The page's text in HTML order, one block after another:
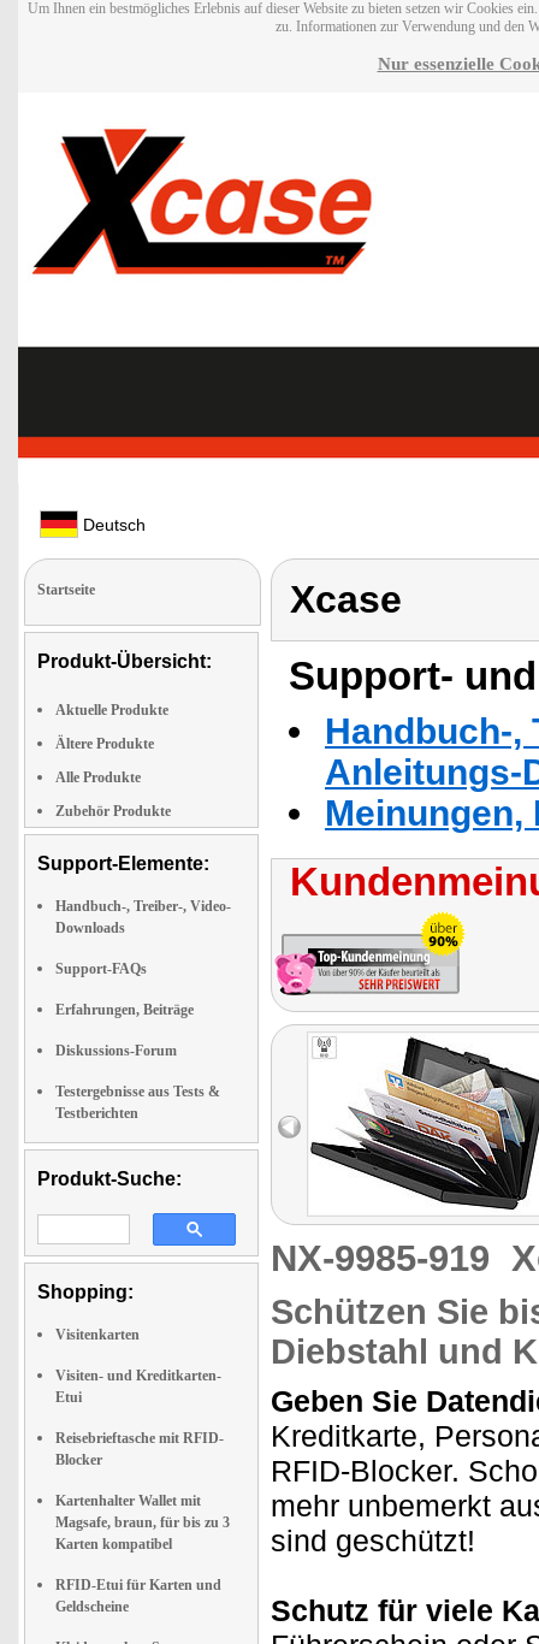
Um Ihnen ein bestmögliches Erlebnis auf dieser Website zu bieten setzen wir Cookies
zu. Informationen zur Verwendung und den
Nur essenzielle
Deutsch
Startseite
Produkt-Übersicht:
Aktuelle Produkte
Ältere Produkte
Alle Produkte
Zubehör Produkte
Support-Elemente:
Handbuch-, Treiber-, Video-
Downloads
Support-FAQs
Erfahrungen, Beiträge
Diskussions-Forum
Testergebnisse aus Tests &
Testberichten
Produkt-Suche:
Shopping:
Visitenkarten
Visiten- und Kreditkarten-
Etui
Reisebrieftasche mit RFID-
Blocker
Kartenhalter Wallet mit
Magsafe, braun, für bis zu 3
Karten kompatibel
RFID-Etui für Karten und
Geldscheine
Xcase
Support-
Handbuch-,
Anleitungs-
NX-9985-919
Schützen Sie
Diebstahl und
Geben Sie
Kreditkarte,
RFID-Blocker.
mehr unbemerkt
sind geschützt!
Schutz für viele